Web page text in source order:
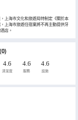
上海市文化和旅遊局特制定《關於本
上海市旅遊住宿業將不再主動提供牙
店。
4.6
清潔度
4.6
服務
4.6
設施